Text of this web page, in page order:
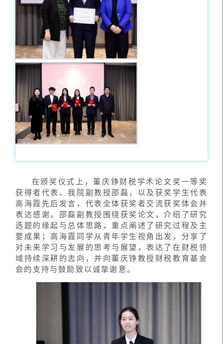
在颁奖仪式上，董庆铮财税学术论文奖一等奖
获得者代表、我院副教授邵磊，以及获奖学生代表
高海霞先后发言，代表全体获奖者交流获奖体会并
表达感谢。邵磊副教授围绕获奖论文，介绍了研究
选题的缘起与总体思路，重点阐述了研究过程及主
要成果；高海霞同学从青年学生视角出发，分享了
对未来学习与发展的思考与展望，表达了在财税领
域持续深耕的志向，并向董庆铮教授财税教育基金
会的支持与鼓励致以诚挚谢意。